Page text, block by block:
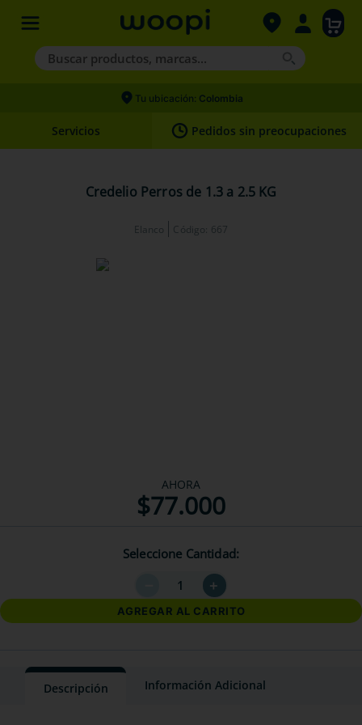
Buscar productos, marcas...
Términos más buscados
2.
hills
Tu ubicación: Colombia
Servicios Pedidos sin preocupaciones
Credelio Perros de 1.3 a 2.5 KG
Elanco Código: 667
AHORA
$77.000
Seleccione Cantidad
＋
AGREGAR AL CARRITO
Descripción Información Adicional